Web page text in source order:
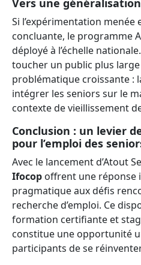
Vers une
Si l’expérimentation menée
concluante, le programme
déployé à l’échelle
toucher un public plus
problématique croissante :
intégrer les seniors sur le
contexte de vieillissement
Conclusion : un levier
pour l’emploi des
Avec le lancement d’Atout
Ifocop offrent une réponse
pragmatique aux défis
recherche d’emploi. Ce
formation certifiante et
constitue une opportunité
participants de se